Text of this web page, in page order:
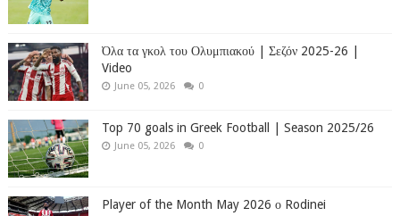
Όλα τα γκολ του Ολυμπιακού | Σεζόν 2025-26 |
Video
June 05, 2026 0
Top 70 goals in Greek Football | Season 2025/26
June 05, 2026 0
Player of the Month May 2026 ο Rodinei